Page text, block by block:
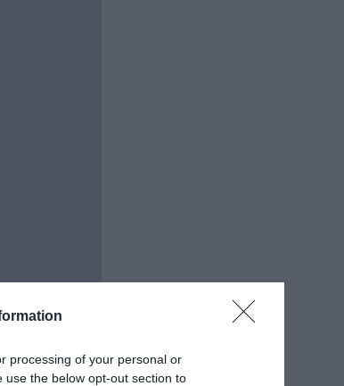
processing of your personal or
the below opt-out section to